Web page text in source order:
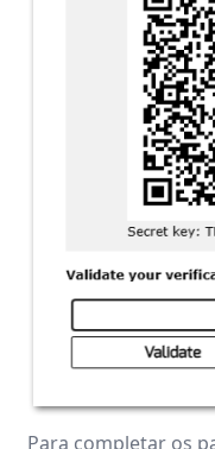
Para completar os